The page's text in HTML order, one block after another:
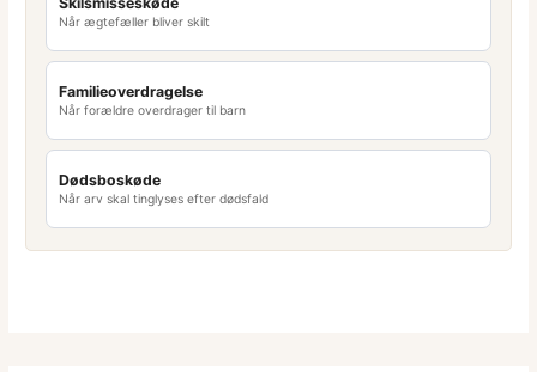
Når ægtefæller bliver skilt
Familieoverdragelse
Når forældre overdrager til barn
Dødsboskøde
Når arv skal tinglyses efter dødsfald